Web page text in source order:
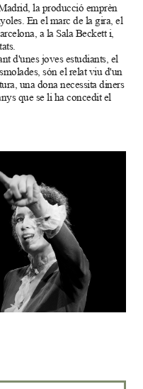
la producció emprèn
En el marc de la gira, el
​a la Sala Beckett i,
d'unes joves estudiants, el
són el relat viu d'un
una dona necessita diners
que se li ha concedit el